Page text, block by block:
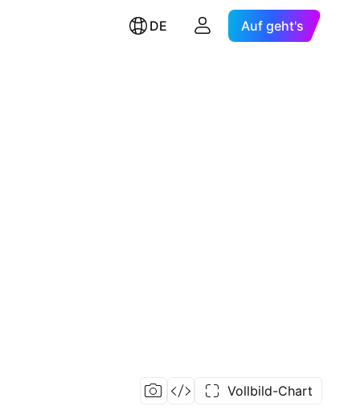
DE Auf geht's
Vollbild-Chart